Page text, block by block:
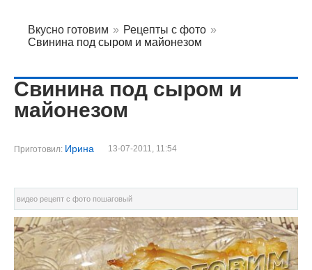
Вкусно готовим » Рецепты с фото »
Свинина под сыром и майонезом
Свинина под сыром и
майонезом
Приготовил: Ирина 13-07-2011, 11:54
видео рецепт с фото пошаговый